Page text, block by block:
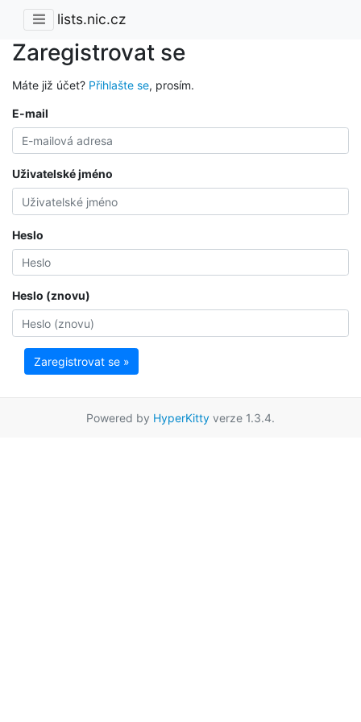
lists.nic.cz
Zaregistrovat se
Máte již účet? Přihlašte se, prosím.
E-mail
Uživatelské jméno
Heslo
Heslo (znovu)
Zaregistrovat se »
Powered by HyperKitty verze 1.3.4.